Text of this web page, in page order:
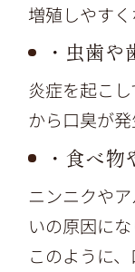
増殖しやすく
・虫歯や
炎症を起こ
から口臭が発
・食べ物
ニンニクや
いの原因にな
このように